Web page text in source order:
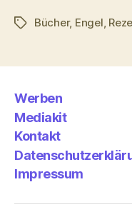
Schlagwörter
Bücher, Engel,
Werben
Mediakit
Kontakt
Impressum